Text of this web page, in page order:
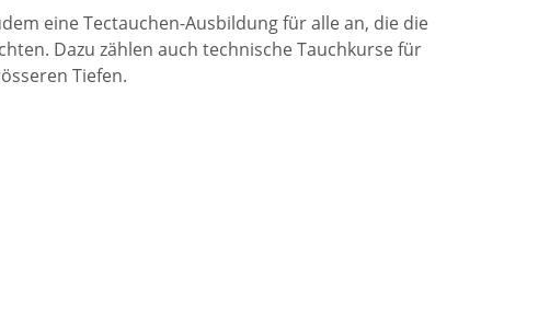
eine Tectauchen-Ausbildung für alle an, die die
Dazu zählen auch technische Tauchkurse für
Tiefen.